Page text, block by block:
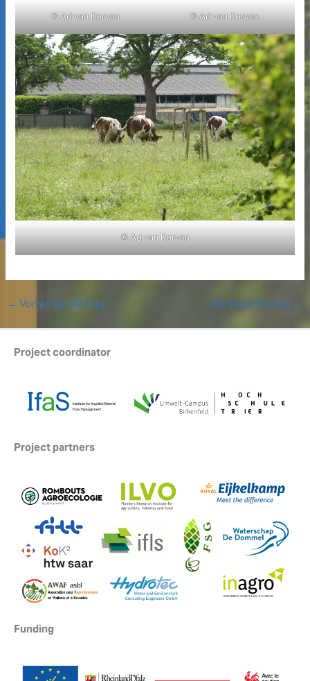
© Ad van Korven © Ad van Korven
© Ad van Korven
← Vorheriger Beitrag Nächster Beitrag →
Project coordinator
Project partners
Funding